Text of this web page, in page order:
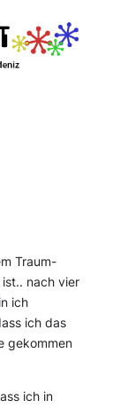
Traum-
nach vier
ich
ich das
gekommen
ich in